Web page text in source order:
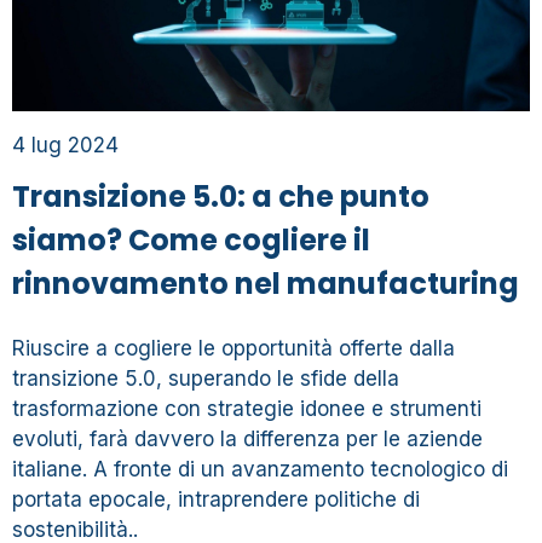
4 lug 2024
Transizione 5.0: a che punto
siamo? Come cogliere il
rinnovamento nel manufacturing
Riuscire a cogliere le opportunità offerte dalla
transizione 5.0, superando le sfide della
trasformazione con strategie idonee e strumenti
evoluti, farà davvero la differenza per le aziende
italiane. A fronte di un avanzamento tecnologico di
portata epocale, intraprendere politiche di
sostenibilità..